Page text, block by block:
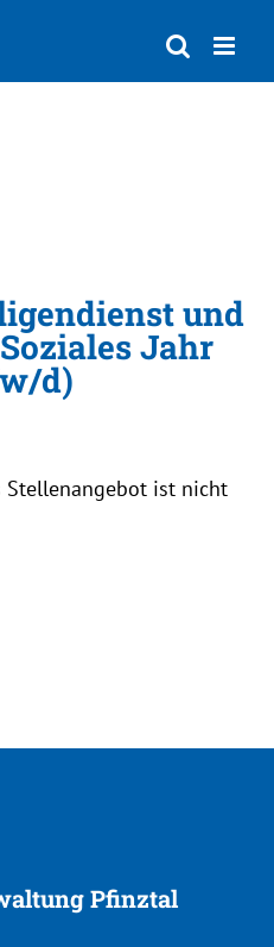
und
Jahr
d)
Stellenangebot ist nicht
Pfinztal